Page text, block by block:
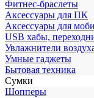
Фитнес-браслеты
Аксессуары для ПК
Аксессуары для
USB хабы,
Увлажнители
Умные гаджеты
Бытовая техника
Сумки
Шопперы